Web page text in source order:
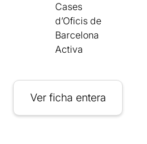
Cases
d’Oficis de
Barcelona
Activa
Ver ficha entera